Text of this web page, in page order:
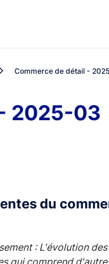
Commerce de détail -
2025-03
du
: L'évolution
qui comprend